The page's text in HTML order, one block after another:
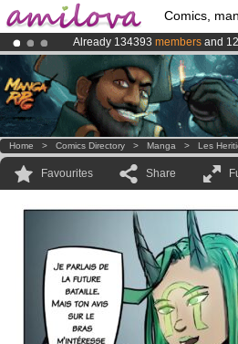
Comics,
Already 134393 members and
AmilovaKickstarter is now LIVE!.
Premium membership from3.95
Home > Comics Directory > Manga > Les
Favourites Share